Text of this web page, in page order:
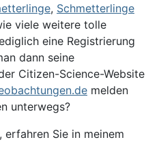
, Schmetterlinge
viele weitere tolle
eine Registrierung
dann seine
Citizen-Science-Website
melden
unterwegs?
Sie in meinem